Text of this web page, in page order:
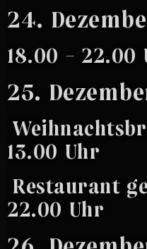
24.
18.00 –
25.
13.00 Uhr
Restaurant
22.00 Uhr